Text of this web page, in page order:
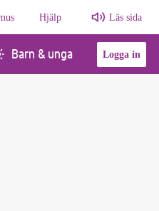
Hjälp Läs sida
Barn & unga Logga in